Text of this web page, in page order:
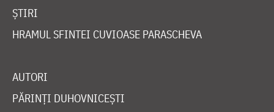
ȘTIRI
HRAMUL SFINTEI CUVIOASE PARASCHEVA
AUTORI
PĂRINȚI DUHOVNICEȘTI